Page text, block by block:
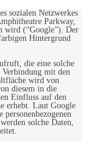
sozialen Netzwerkes
Parkway,
wird (“Google”). Der
Hintergrund
die eine solche
mit den
wird von
diesem in die
Einfluss auf den
erhebt. Laut Google
solche Daten,